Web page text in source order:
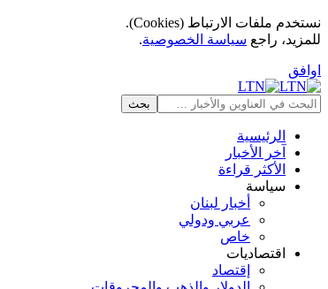
نستخدم ملفات الارتباط (Cookies).
للمزيد، راجع سياسة الخصوصية.
اوافق
الرئيسية
آخر الأخبار
الأكثر قراءة
سياسة
أخبار لبنان
عربي ودولي
خاص
اقتصاديات
إقتصاد